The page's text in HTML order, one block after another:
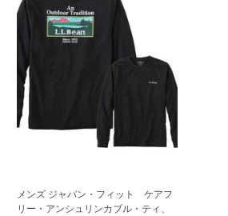
メンズ ジャパン・フィット ケアフ
リー・アンシュリンカブル・ティ、